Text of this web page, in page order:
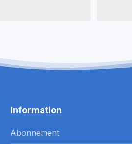
Information
Abonnement